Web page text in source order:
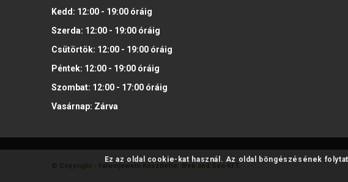
Kedd: 12:00 - 19:00óráig
Szerda: 12:00 - 19:00óráig
Csütörtök: 12:00 - 19:00óráig
Péntek: 12:00 - 19:00óráig
Szombat: 12:00 - 17:00óráig
Vasárnap: Zárva
© Copyright - Fatumjewels Készítette: Web and Seo KFT.
Ez az oldal cookie-kat használ. Az oldal böngészésének